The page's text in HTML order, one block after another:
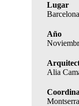
Lugar
Barcelona
Año
Alia